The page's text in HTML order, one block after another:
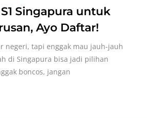
Singapura untuk
Ayo Daftar!
negeri, tapi enggak mau jauh-jauh
di Singapura bisa jadi pilihan
boncos, jangan